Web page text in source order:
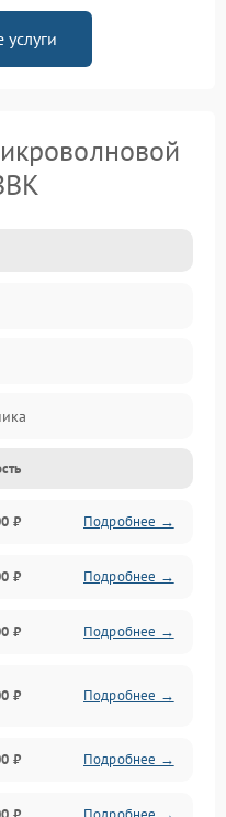
услуги
₽ Подробнее →
₽ Подробнее →
₽ Подробнее →
₽ Подробнее →
₽ Подробнее →